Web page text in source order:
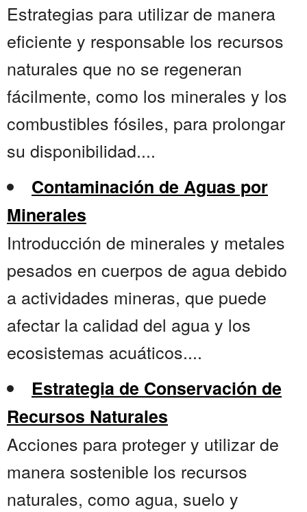
Estrategias para utilizar de manera
eficiente y responsable los recursos
naturales que no se regeneran
fácilmente, como los minerales y los
combustibles fósiles, para prolongar
su disponibilidad....
Contaminación de Aguas por
Minerales
Introducción de minerales y metales
pesados en cuerpos de agua debido
a actividades mineras, que puede
afectar la calidad del agua y los
ecosistemas acuáticos....
Estrategia de Conservación de
Recursos Naturales
Acciones para proteger y utilizar de
manera sostenible los recursos
naturales, como agua, suelo y